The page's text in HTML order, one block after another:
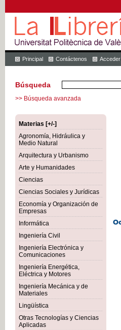
Principal Contáctenos Acceder
Búsqueda
>> Búsqueda avanzada
Materias [+/-]
Agronomía, Hidráulica y
Medio Natural
Arquitectura y Urbanismo
Arte y Humanidades
Ciencias
Ciencias Sociales y Jurídicas
Economía y Organización de
Empresas
Informática
Ingeniería Civil
Ingeniería Electrónica y
Comunicaciones
Ingeniería Energética,
Eléctrica y Motores
Ingeniería Mecánica y de
Materiales
Lingüística
Otras Tecnologías y Ciencias
Aplicadas